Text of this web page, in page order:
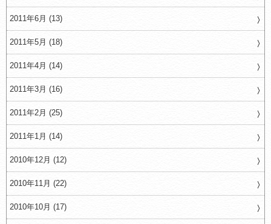
2011年6月 (13)
2011年5月 (18)
2011年4月 (14)
2011年3月 (16)
2011年2月 (25)
2011年1月 (14)
2010年12月 (12)
2010年11月 (22)
2010年10月 (17)